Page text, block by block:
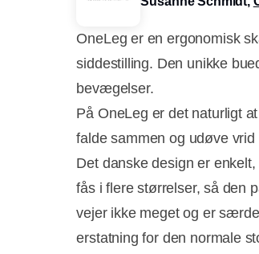
OneLeg er en ergonomisk
siddestilling. Den unikke
bevægelser.
På OneLeg er det naturligt
falde sammen og udøve vrid
Det danske design er
fås i flere størrelser, så den
vejer ikke meget og er
erstatning for den normale